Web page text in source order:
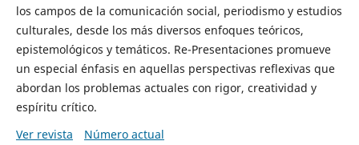
los campos de la comunicación social, periodismo y estudios
culturales, desde los más diversos enfoques teóricos,
epistemológicos y temáticos. Re-Presentaciones promueve
un especial énfasis en aquellas perspectivas reflexivas que
abordan los problemas actuales con rigor, creatividad y
espíritu crítico.
Ver revista
Número actual